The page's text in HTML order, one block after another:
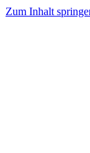
Zum Inhalt